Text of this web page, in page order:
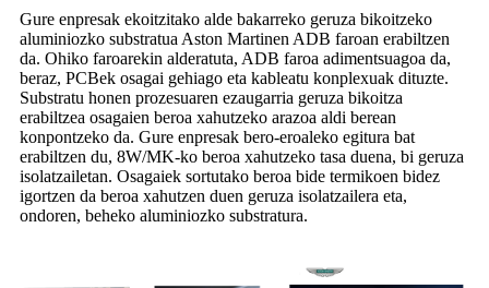
Gure enpresak ekoitzitako alde bakarreko geruza bikoitzeko
aluminiozko substratua Aston Martinen ADB faroan erabiltzen
da. Ohiko faroarekin alderatuta, ADB faroa adimentsuagoa da,
beraz, PCBek osagai gehiago eta kableatu konplexuak dituzte.
Substratu honen prozesuaren ezaugarria geruza bikoitza
erabiltzea osagaien beroa xahutzeko arazoa aldi berean
konpontzeko da. Gure enpresak bero-eroaleko egitura bat
erabiltzen du, 8W/MK-ko beroa xahutzeko tasa duena, bi geruza
isolatzailetan. Osagaiek sortutako beroa bide termikoen bidez
igortzen da beroa xahutzen duen geruza isolatzailera eta,
ondoren, beheko aluminiozko substratura.